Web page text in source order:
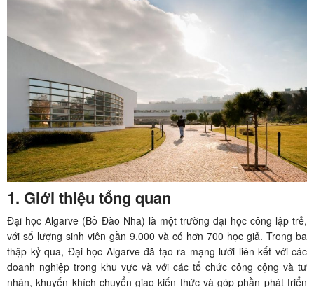
1. Giới thiệu tổng quan
Đại học Algarve (Bồ Đào Nha) là một trường đại học công lập trẻ,
với số lượng sinh viên gần 9.000 và có hơn 700 học giả. Trong ba
thập kỷ qua, Đại học Algarve đã tạo ra mạng lưới liên kết với các
doanh nghiệp trong khu vực và với các tổ chức công cộng và tư
nhân, khuyến khích chuyển giao kiến ​​thức và góp phần phát triển